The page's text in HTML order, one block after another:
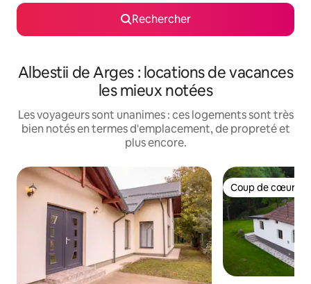
Rechercher
Albestii de Arges : locations de vacances
les mieux notées
Les voyageurs sont unanimes : ces logements sont très
bien notés en termes d'emplacement, de propreté et
plus encore.
Coup de cœur
Coup de cœur